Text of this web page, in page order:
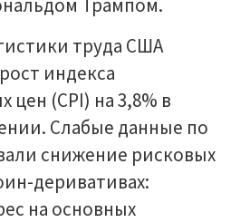
труда США
индекса
цен (CPI) на 3,8% в
Слабые данные по
снижение рисковых
деривативах:
на основных